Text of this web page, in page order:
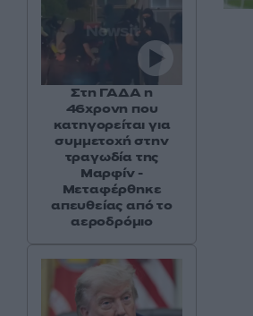
Στη ΓΑΔΑ η
46χρονη που
κατηγορείται για
συμμετοχή στην
τραγωδία της
Μαρφίν -
Μεταφέρθηκε
απευθείας από το
αεροδρόμιο